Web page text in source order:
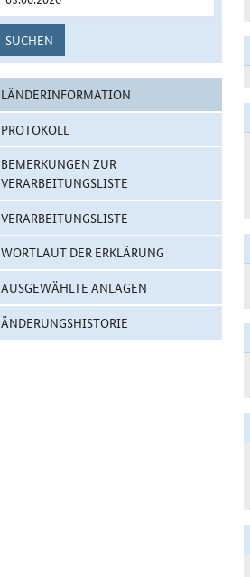
SUCHEN
LÄNDERINFORMATION
PROTOKOLL
BEMERKUNGEN ZUR
VERARBEITUNGSLISTE
VERARBEITUNGSLISTE
WORTLAUT DER ERKLÄRUNG
AUSGEWÄHLTE ANLAGEN
ÄNDERUNGSHISTORIE